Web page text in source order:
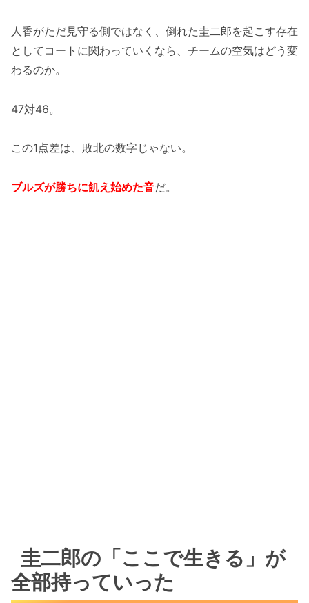
人香がただ見守る側ではなく、倒れた圭二郎を起こす存在
としてコートに関わっていくなら、チームの空気はどう変
わるのか。
47対46。
この1点差は、敗北の数字じゃない。
ブルズが勝ちに飢え始めた音だ。
圭二郎の「ここで生きる」が
全部持っていった